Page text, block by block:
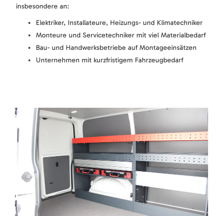
insbesondere an:
Elektriker, Installateure, Heizungs- und Klimatechniker
Monteure und Servicetechniker mit viel Materialbedarf
Bau- und Handwerksbetriebe auf Montageeinsätzen
Unternehmen mit kurzfristigem Fahrzeugbedarf